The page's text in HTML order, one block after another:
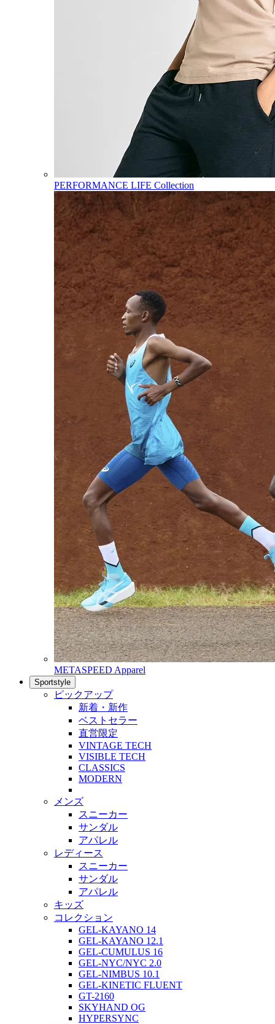
PERFORMANCE LIFE Collection
METASPEED Apparel
Sportstyle
ピックアップ
新着・新作
ベストセラー
直営限定
VINTAGE TECH
VISIBLE TECH
CLASSICS
MODERN
メンズ
スニーカー
サンダル
アパレル
レディース
スニーカー
サンダル
アパレル
キッズ
コレクション
GEL-KAYANO 14
GEL-KAYANO 12.1
GEL-CUMULUS 16
GEL-NYC/NYC 2.0
GEL-NIMBUS 10.1
GEL-KINETIC FLUENT
GT-2160
SKYHAND OG
HYPERSYNC